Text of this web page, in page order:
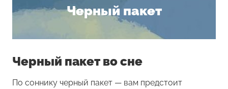
Черный пакет
Черный пакет во сне
По соннику черный пакет — вам предстоит